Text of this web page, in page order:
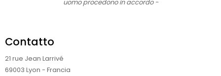
uomo procedono in accordo -
Contatto
21 rue Jean Larrivé
69003 Lyon - Francia